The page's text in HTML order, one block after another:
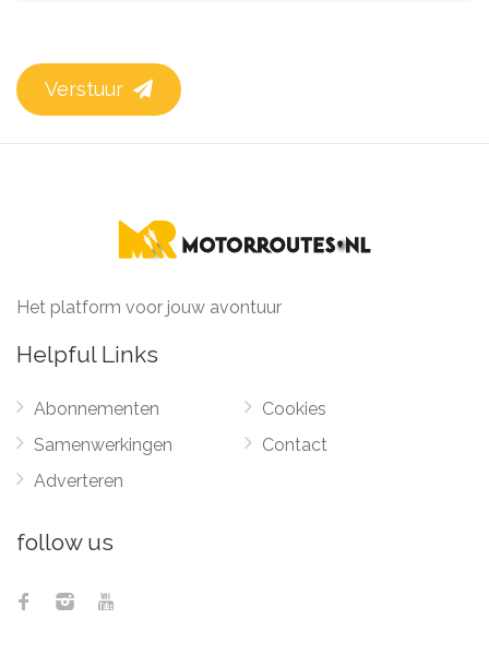
Verstuur
Het platform voor jouw avontuur
Helpful Links
Abonnementen
Samenwerkingen
Adverteren
Cookies
Contact
follow us